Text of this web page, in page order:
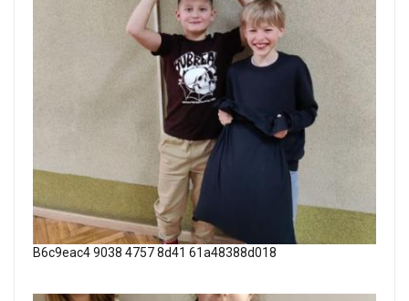
B6c9eac4 9038 4757 8d41 61a48388d018